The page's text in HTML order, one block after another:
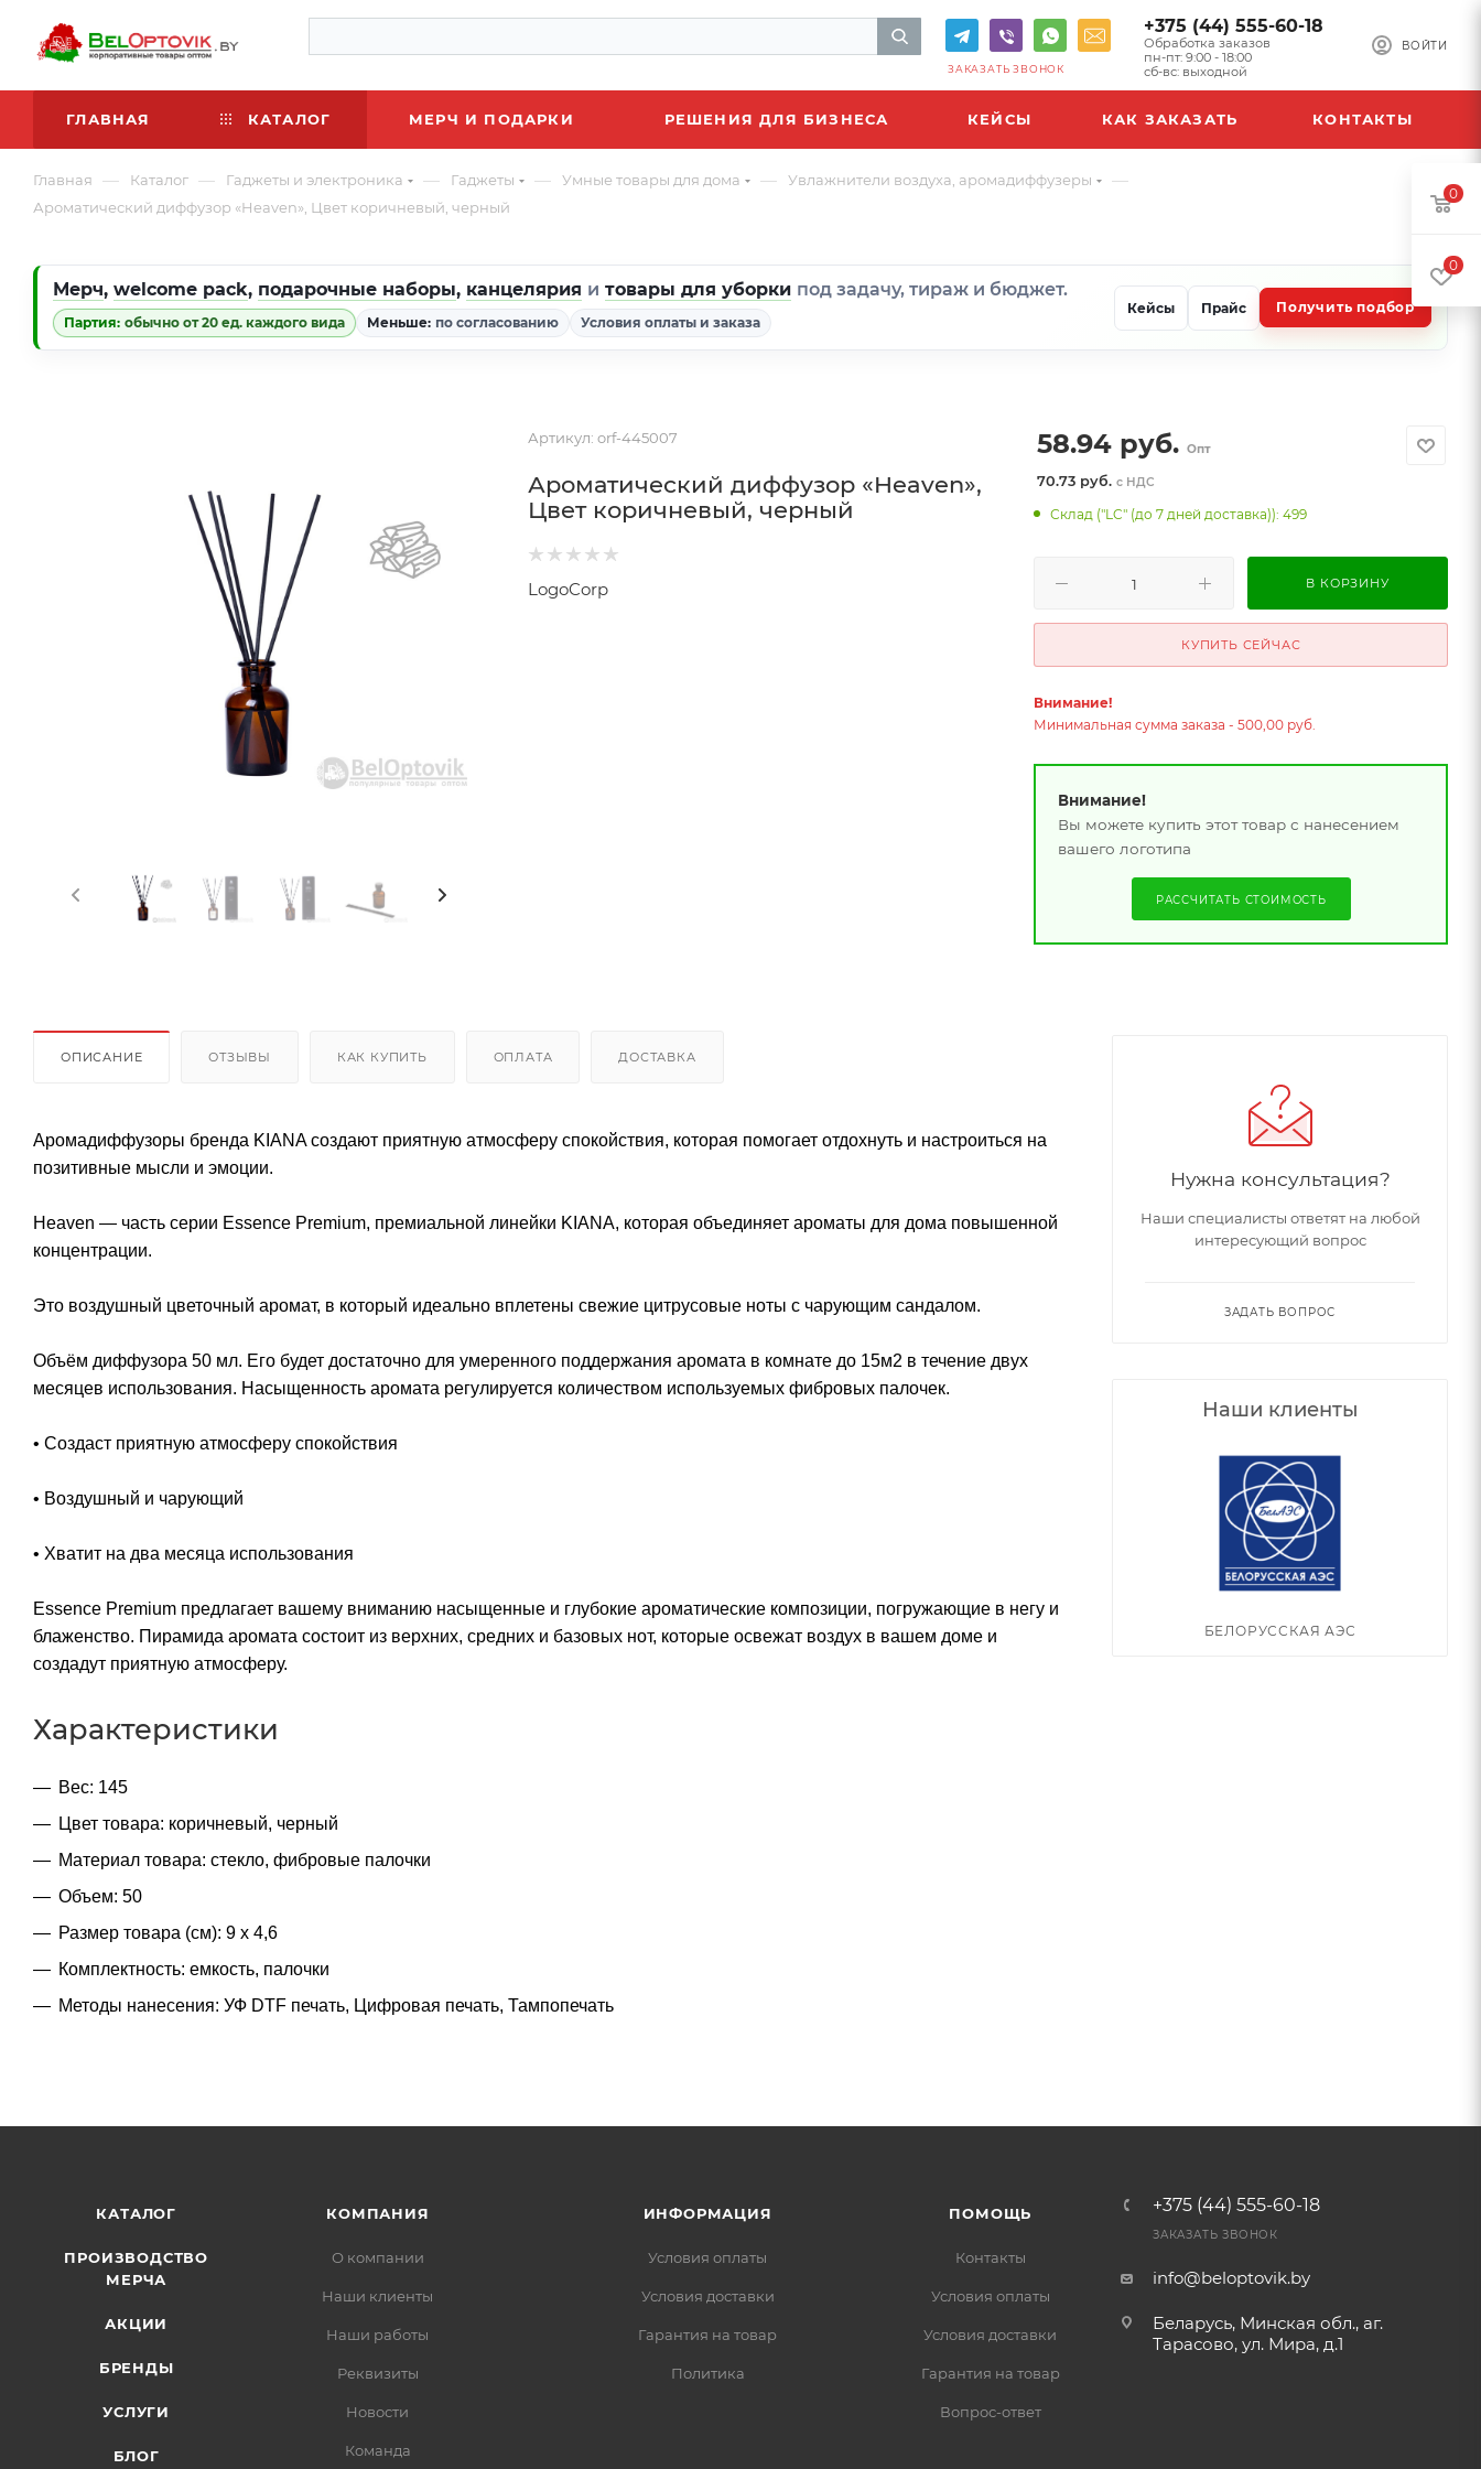
ВОЙТИ
+375 (44) 555-60-18
Обработка заказов
пн-пт: 9:00 - 18:00
сб-вс: выходной
ЗАКАЗАТЬ ЗВОНОК
ГЛАВНАЯ КАТАЛОГ МЕРЧ И ПОДАРКИ РЕШЕНИЯ ДЛЯ БИЗНЕСА КЕЙСЫ КАК ЗАКАЗАТЬ КОНТАКТЫ
Главная — Каталог — Гаджеты и электроника — Гаджеты — Умные товары для дома — Увлажнители воздуха, аромадиффузеры —
Ароматический диффузор «Heaven», Цвет коричневый, черный
Мерч, welcome pack, подарочные наборы, канцелярия и товары для уборки под задачу, тираж и бюджет.
Партия: обычно от 20 ед. каждого вида Меньше: по согласованию Условия оплаты и заказа
Кейсы Прайс Получить подбор
Артикул: orf-445007
Ароматический диффузор «Heaven»,
Цвет коричневый, черный
LogoCorp
58.94 руб. Опт
70.73 руб.с НДС
Склад ("LC" (до 7 дней доставка)): 499
В КОРЗИНУ
КУПИТЬ СЕЙЧАС
Внимание!
Минимальная сумма заказа - 500,00 руб.
Внимание!
Вы можете купить этот товар с нанесением
вашего логотипа
РАССЧИТАТЬ СТОИМОСТЬ
ОПИСАНИЕ ОТЗЫВЫ КАК КУПИТЬ ОПЛАТА ДОСТАВКА
Аромадиффузоры бренда KIANA создают приятную атмосферу спокойствия, которая помогает отдохнуть и настроиться на
позитивные мысли и эмоции.
Heaven — часть серии Essence Premium, премиальной линейки KIANA, которая объединяет ароматы для дома повышенной
концентрации.
Это воздушный цветочный аромат, в который идеально вплетены свежие цитрусовые ноты с чарующим сандалом.
Объём диффузора 50 мл. Его будет достаточно для умеренного поддержания аромата в комнате до 15м2 в течение двух
месяцев использования. Насыщенность аромата регулируется количеством используемых фибровых палочек.
• Создаст приятную атмосферу спокойствия
• Воздушный и чарующий
• Хватит на два месяца использования
Essence Premium предлагает вашему вниманию насыщенные и глубокие ароматические композиции, погружающие в негу и
блаженство. Пирамида аромата состоит из верхних, средних и базовых нот, которые освежат воздух в вашем доме и
создадут приятную атмосферу.
Характеристики
Вес: 145
Цвет товара: коричневый, черный
Материал товара: стекло, фибровые палочки
Объем: 50
Размер товара (см): 9 x 4,6
Комплектность: емкость, палочки
Методы нанесения: УФ DTF печать, Цифровая печать, Тампопечать
Нужна консультация?
Наши специалисты ответят на любой
интересующий вопрос
ЗАДАТЬ ВОПРОС
Наши клиенты
БЕЛОРУССКАЯ АЭС
КАТАЛОГ
ПРОИЗВОДСТВО
МЕРЧА
АКЦИИ
БРЕНДЫ
УСЛУГИ
БЛОГ
КОМПАНИЯ
О компании
Наши клиенты
Наши работы
Реквизиты
Новости
Команда
ИНФОРМАЦИЯ
Условия оплаты
Условия доставки
Гарантия на товар
Политика
ПОМОЩЬ
Контакты
Условия оплаты
Условия доставки
Гарантия на товар
Вопрос-ответ
+375 (44) 555-60-18
ЗАКАЗАТЬ ЗВОНОК
info@beloptovik.by
Беларусь, Минская обл., аг.
Тарасово, ул. Мира, д.1
0
0